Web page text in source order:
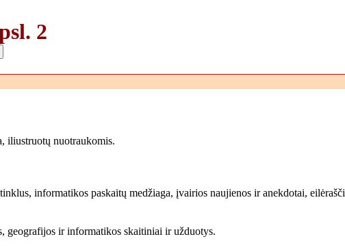
2
iliustruotų nuotraukomis.
informatikos paskaitų medžiaga, įvairios naujienos ir anekdotai,
geografijos ir informatikos skaitiniai ir užduotys.